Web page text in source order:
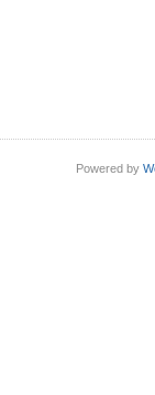
Powered by